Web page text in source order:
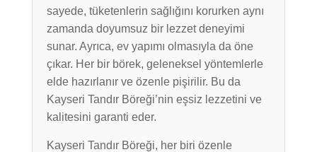
sayede, tüketenlerin sağlığını korurken aynı
zamanda doyumsuz bir lezzet deneyimi
sunar. Ayrıca, ev yapımı olmasıyla da öne
çıkar. Her bir börek, geleneksel yöntemlerle
elde hazırlanır ve özenle pişirilir. Bu da
Kayseri Tandır Böreği’nin eşsiz lezzetini ve
kalitesini garanti eder.
Kayseri Tandır Böreği, her biri özenle